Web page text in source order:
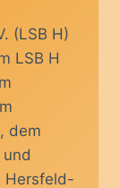
(LSB H)
LSB H
dem
Hersfeld-